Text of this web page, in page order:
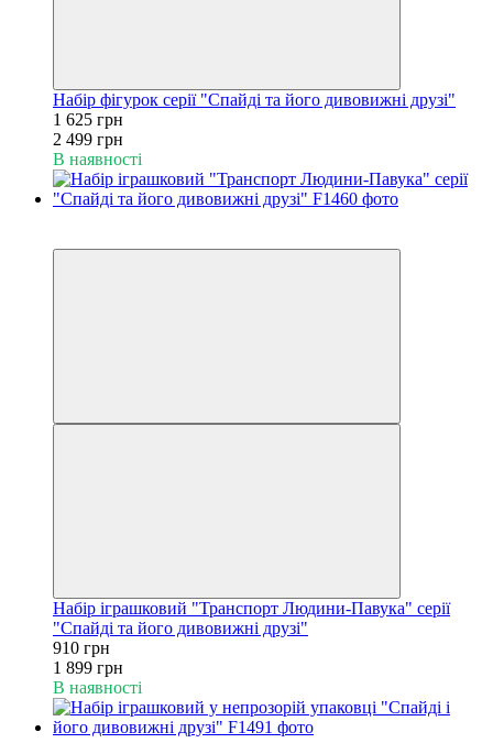
Набір фігурок серії "Спайді та його дивовижні друзі"
1 625 грн
2 499 грн
В наявності
Набір іграшковий "Транспорт Людини-Павука" серії
"Спайді та його дивовижні друзі"
910 грн
1 899 грн
В наявності